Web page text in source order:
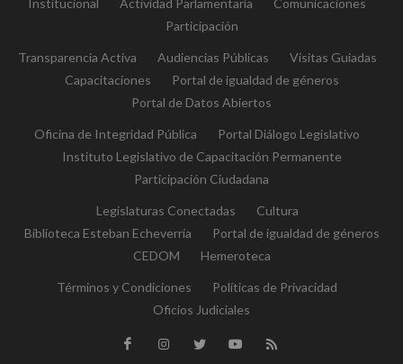
Institucional Actividad Parlamentaria
Comunicaciones
Participación
Transparencia Activa Audiencias Públicas
Visitas Guiadas
Capacitaciones
Portal de igualdad de géneros
Portal de Datos Abiertos
Oficina de Integridad Pública
Portal Diálogo Legislativo
Instituto Legislativo de Capacitación Permanente
Participación Ciudadana
Legislaturas Conectadas
Cultura
Biblioteca Esteban Echeverría
Portal de igualdad de géneros
CEDOM
Hemeroteca
Términos y Condiciones
Políticas de Privacidad
Oficios Judiciales